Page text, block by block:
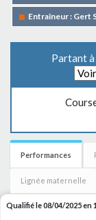
Entraîneur : Gert
Partant
Performances
Lignée maternelle
Qualifié le 08/04/2025